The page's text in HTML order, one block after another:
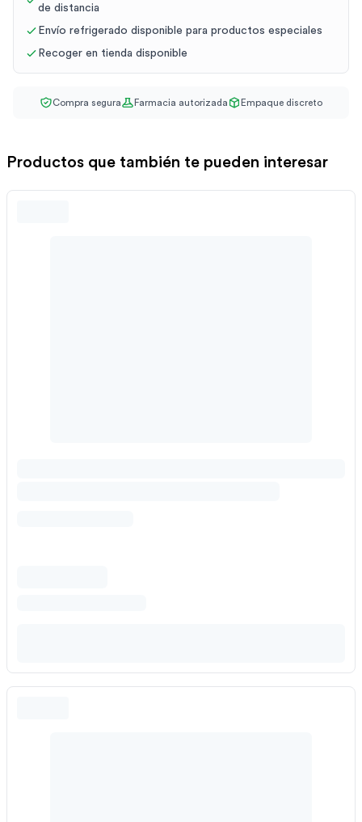
de distancia
Envío refrigerado disponible para productos especiales
Recoger en tienda disponible
Compra segura Farmacia autorizada Empaque discreto
Productos que también te pueden interesar